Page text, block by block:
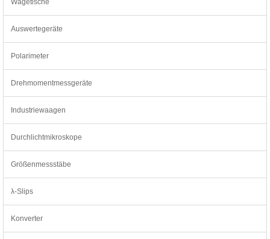
Auswertegeräte
Polarimeter
Drehmomentmessgeräte
Industriewaagen
Durchlichtmikroskope
Größenmessstäbe
λ-Slips
Konverter